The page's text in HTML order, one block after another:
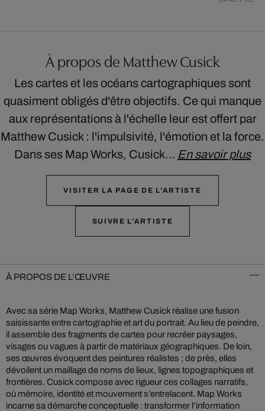
À propos de Matthew Cusick
Les cartes et les océans cartographiques sont
quasiment obligés d'être objectifs. Ce qui manque
aux représentations à l'échelle leur est offert par
Matthew Cusick : l'impulsivité, l'émotion et la force.
Dans ses Map Works, Cusick… En savoir plus
VISITER LA PAGE DE L'ARTISTE
SUIVRE L'ARTISTE
À PROPOS DE L’ŒUVRE
Avec sa série Map Works, Matthew Cusick réalise une fusion
saisissante entre cartographie et art du portrait. Au lieu de peindre,
il assemble des fragments de cartes pour recréer paysages,
visages ou vagues à partir de matériaux géographiques. De loin,
ses œuvres évoquent des peintures réalistes ; de près, elles
dévoilent un maillage de noms de lieux, lignes topographiques et
frontières. Cusick compose avec rigueur ces collages narratifs,
où mémoire, identité et mouvement s’entrelacent. Map Works
incarne sa démarche conceptuelle : transformer l’information